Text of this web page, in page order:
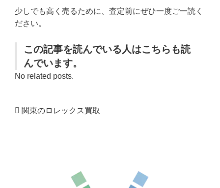
少しでも高く売るために、査定前にぜひ一度ご一読く
ださい。
この記事を読んでいる人はこちらも読
んでいます。
No related posts.
関東のロレックス買取